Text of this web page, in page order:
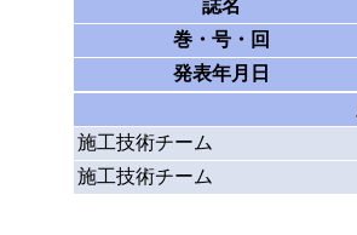
誌名
巻・号・回
発表年月日
施工技術チーム
施工技術チーム